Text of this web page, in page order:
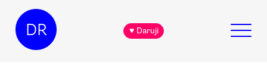
DR ♥ Daruji